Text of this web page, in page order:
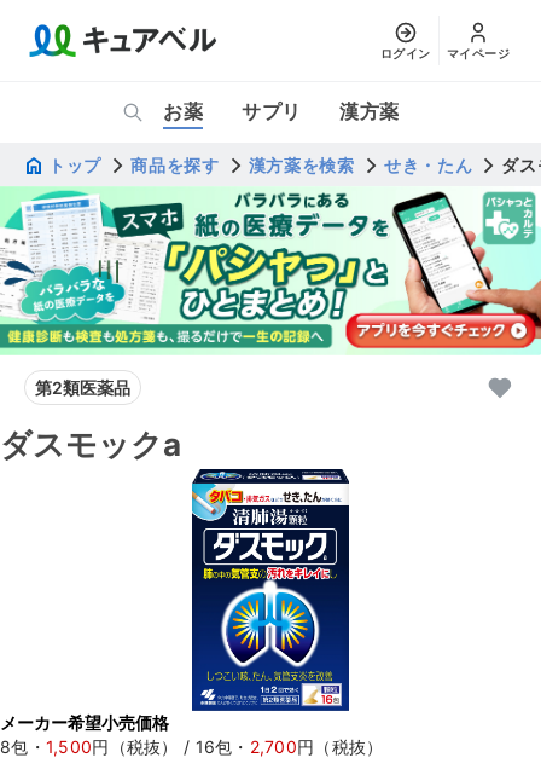
ログイン マイページ
お薬 サプリ 漢方薬
トップ 商品を探す 漢方薬を検索 せき・たん ダ
第2類医薬品
ダスモックa
メーカー希望小売価格
8包 ・ 1,500円（税抜） / 16包 ・ 2,700円（税抜）